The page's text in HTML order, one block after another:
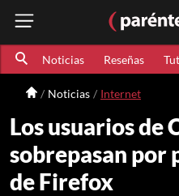
Noticias Reseñas
Noticias Internet
Los usuarios de
sobrepasan por
de Firefox